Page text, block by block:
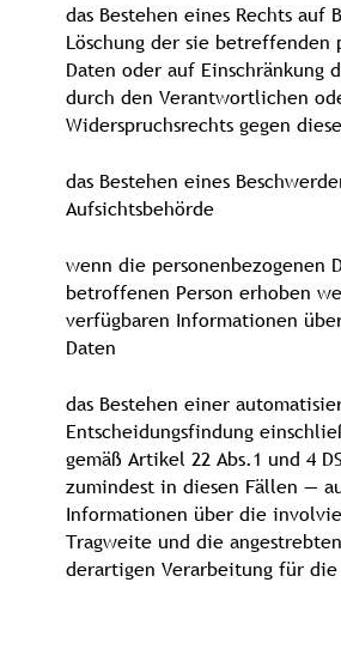
das Bestehen eines Rechts auf
Löschung der sie betreffenden
Daten oder auf Einschränkung
durch den Verantwortlichen
Widerspruchsrechts gegen
das Bestehen eines
Aufsichtsbehörde
wenn die personenbezogenen
betroffenen Person erhoben
verfügbaren Informationen
Daten
das Bestehen einer
Entscheidungsfindung
gemäß Artikel 22 Abs.1 und 4
zumindest in diesen Fällen —
Informationen über die
Tragweite und die
derartigen Verarbeitung für